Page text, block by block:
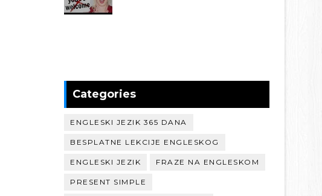
Categories
ENGLESKI JEZIK 365 DANA
BESPLATNE LEKCIJE ENGLESKOG
ENGLESKI JEZIK FRAZE NA ENGLESKOM
PRESENT SIMPLE